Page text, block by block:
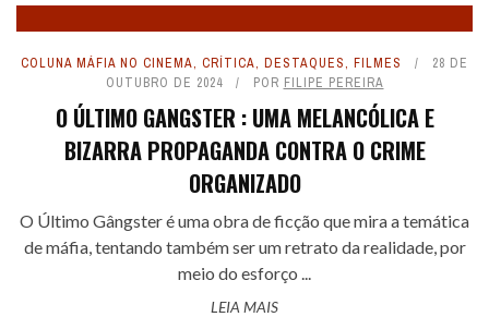
COLUNA MÁFIA NO CINEMA, CRÍTICA, DESTAQUES, FILMES
28 DE
OUTUBRO DE 2024
POR FILIPE PEREIRA
O ÚLTIMO GANGSTER : UMA MELANCÓLICA E
BIZARRA PROPAGANDA CONTRA O CRIME
ORGANIZADO
O Último Gângster é uma obra de ficção que mira a temática
de máfia, tentando também ser um retrato da realidade, por
meio do esforço ...
LEIA MAIS